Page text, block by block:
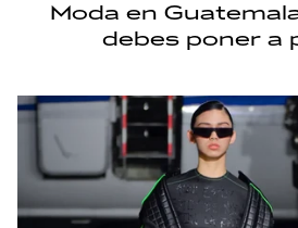
SWIMWEAR
OUR BRAND
Moda en
debes poner a